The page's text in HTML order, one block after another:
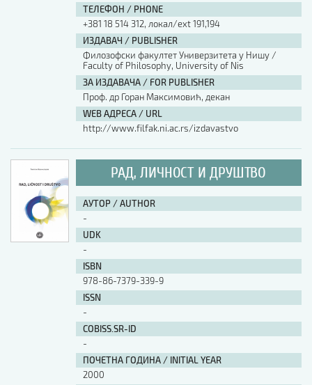
ТЕЛЕФОН / PHONE
+381 18 514 312, локал/ext 191,194
ИЗДАВАЧ / PUBLISHER
Филозофски факултет Универзитета у Нишу /
Faculty of Philosophy, University of Nis
ЗА ИЗДАВАЧА / FOR PUBLISHER
Проф. др Горан Максимовић, декан
WEB АДРЕСА / URL
http://www.filfak.ni.ac.rs/izdavastvo
РАД, ЛИЧНОСТ И ДРУШТВО
АУТОР / AUTHOR
-
UDK
-
ISBN
978-86-7379-339-9
ISSN
-
COBISS.SR-ID
-
ПОЧЕТНА ГОДИНА / INITIAL YEAR
2000